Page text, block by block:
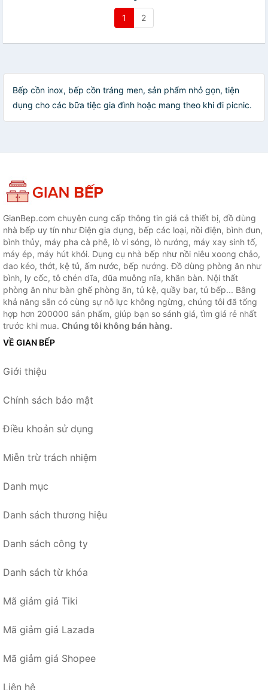
1 2
Bếp cồn inox, bếp cồn tráng men, sản phẩm nhỏ gọn, tiện
dụng cho các bữa tiệc gia đình hoặc mang theo khi đi picnic.
GianBep.com chuyên cung cấp thông tin giá cả thiết bị, đồ dùng
nhà bếp uy tín như Điện gia dụng, bếp các loại, nồi điện, bình đun,
bình thủy, máy pha cà phê, lò vi sóng, lò nướng, máy xay sinh tố,
máy ép, máy hút khói. Dụng cụ nhà bếp như nồi niêu xoong chảo,
dao kéo, thớt, kệ tủ, ấm nước, bếp nướng. Đồ dùng phòng ăn như
bình, ly cốc, tô chén dĩa, đũa muỗng nĩa, khăn bàn. Nội thất
phòng ăn như bàn ghế phòng ăn, tủ kệ, quầy bar, tủ bếp... Bằng
khả năng sẵn có cùng sự nỗ lực không ngừng, chúng tôi đã tổng
hợp hơn 200000 sản phẩm, giúp bạn so sánh giá, tìm giá rẻ nhất
trước khi mua. Chúng tôi không bán hàng.
VỀ GIAN BẾP
Giới thiệu
Chính sách bảo mật
Điều khoản sử dụng
Miễn trừ trách nhiệm
Danh mục
Danh sách thương hiệu
Danh sách công ty
Danh sách từ khóa
Mã giảm giá Tiki
Mã giảm giá Lazada
Mã giảm giá Shopee
Liên hệ